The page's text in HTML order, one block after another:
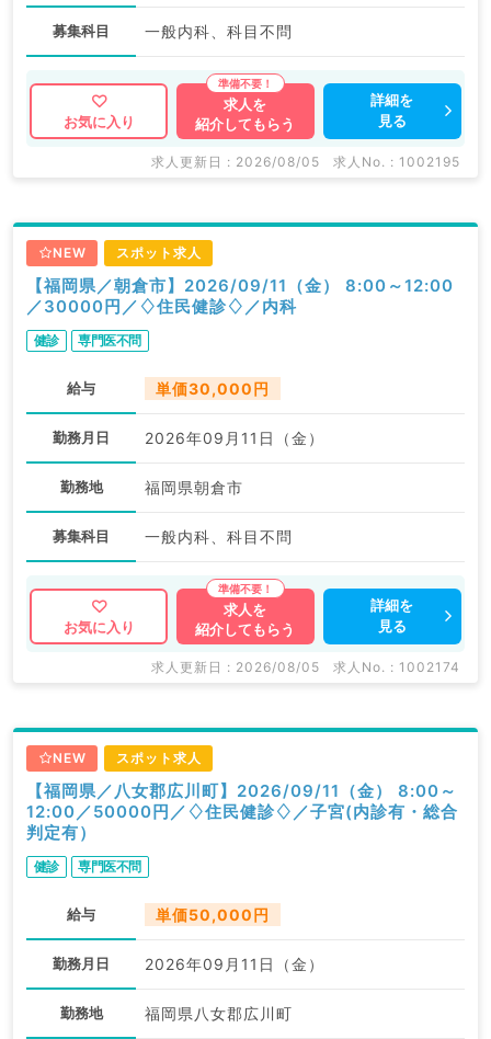
募集科目 一般内科、科目不問
お気に入り
求人を
紹介してもらう
詳細を
見る
求人更新日 : 2026/08/05 求人No. : 1002195
NEW スポット求人
【福岡県／朝倉市】2026/09/11（金） 8:00～12:00
／30000円／♢住民健診♢／内科
健診 専門医不問
給与 単価30,000円
勤務月日 2026年09月11日（金）
勤務地 福岡県朝倉市
募集科目 一般内科、科目不問
お気に入り
求人を
紹介してもらう
詳細を
見る
求人更新日 : 2026/08/05 求人No. : 1002174
NEW スポット求人
【福岡県／八女郡広川町】2026/09/11（金） 8:00～
12:00／50000円／♢住民健診♢／子宮(内診有・総合
判定有）
健診 専門医不問
給与 単価50,000円
勤務月日 2026年09月11日（金）
勤務地 福岡県八女郡広川町